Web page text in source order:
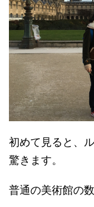
初めて見ると、
驚きます。
普通の美術館の